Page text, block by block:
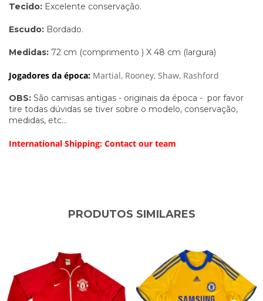
Tecido: Excelente conservação.
Escudo: Bordado.
Medidas: 72 cm (comprimento ) X 48 cm (largura)
Jogadores da época: Martial, Rooney, Shaw, Rashford
OBS: São camisas antigas - originais da época - por favor
tire todas dúvidas se tiver sobre o modelo, conservação,
medidas, etc...
International Shipping: Contact our team
PRODUTOS SIMILARES